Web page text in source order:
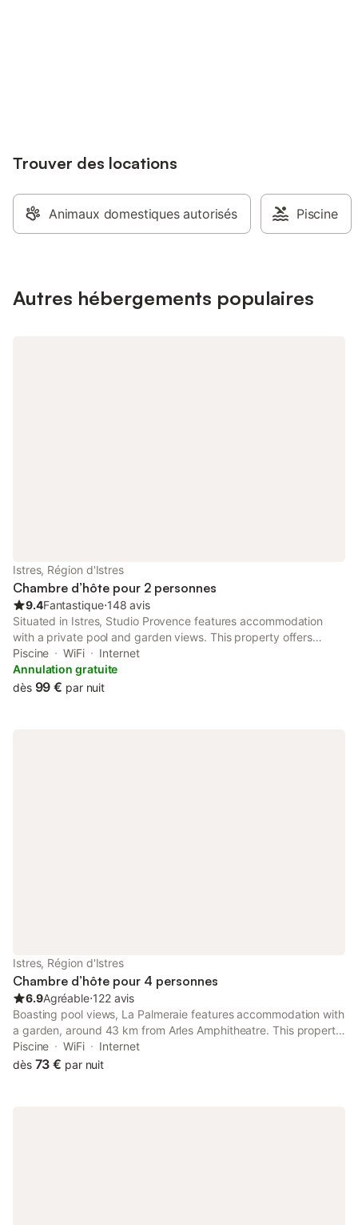
Trouver des locations
Animaux domestiques autorisés Piscine
Autres hébergements populaires
Istres, Région d'Istres
Chambre d’hôte pour 2 personnes
9.4Fantastique⋅148 avis
Situated in Istres, Studio Provence features accommodation
with a private pool and garden views. This property offers
access to a terrace, free private parking and free WiFi. The
property is non-smoking and is located 43 km from Arles
Amphitheatre.
Piscine WiFi
Internet
Annulation gratuite
dès 99 € par nuit
Istres, Région d'Istres
Chambre d’hôte pour 4 personnes
6.9Agréable⋅122 avis
Boasting pool views, La Palmeraie features accommodation with
a garden, around 43 km from Arles Amphitheatre. This property
offers access to a terrace, free private parking and free WiFi.
Piscine WiFi
Internet
dès 73 € par nuit